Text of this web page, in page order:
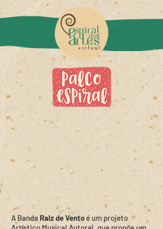
A Banda Raiz de Ventoé um projeto